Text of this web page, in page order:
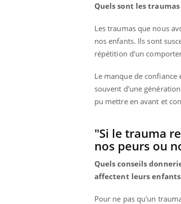
Quels sont les
Les traumas que nous
nos enfants. Ils sont
répétition d'un
Le manque de
souvent d'une
pu mettre en avant et
"Si le trauma
nos peurs ou
Quels conseils
affectent leurs enfants
Pour ne pas qu'un
Eczéma Chronique des Mains : se
préparer pour l’été !
L'été arrive… et avec lui, un tout
rythme de vie ! Vacances, plage, piscine,
soleil, activités en plein air… Nos